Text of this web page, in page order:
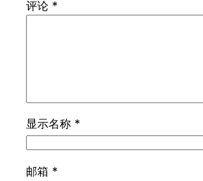
评论 *
显示名称 *
邮箱 *